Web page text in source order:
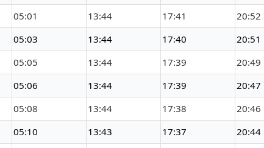
05:01 13:44 17:41 20:52
05:03 13:44 17:40 20:51
05:05 13:44 17:39 20:49
05:06 13:44 17:39 20:47
05:08 13:44 17:38 20:46
05:10 13:43 17:37 20:44